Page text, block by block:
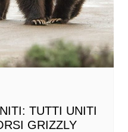
TUTTI UNITI
GRIZZLY